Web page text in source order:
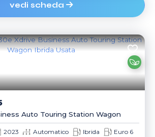
vedi scheda
Auto Touring Station Wagon
2023 Automatico Ibrida
Euro 6